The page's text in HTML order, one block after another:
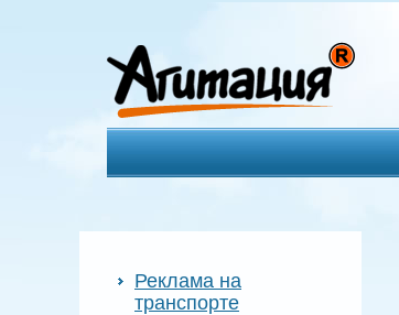
Реклама на
транспорте